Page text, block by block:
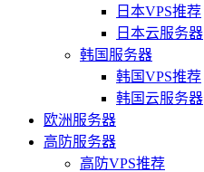
日本VPS推荐
日本云服务器
韩国服务器
韩国VPS推荐
韩国云服务器
欧洲服务器
高防服务器
高防VPS推荐